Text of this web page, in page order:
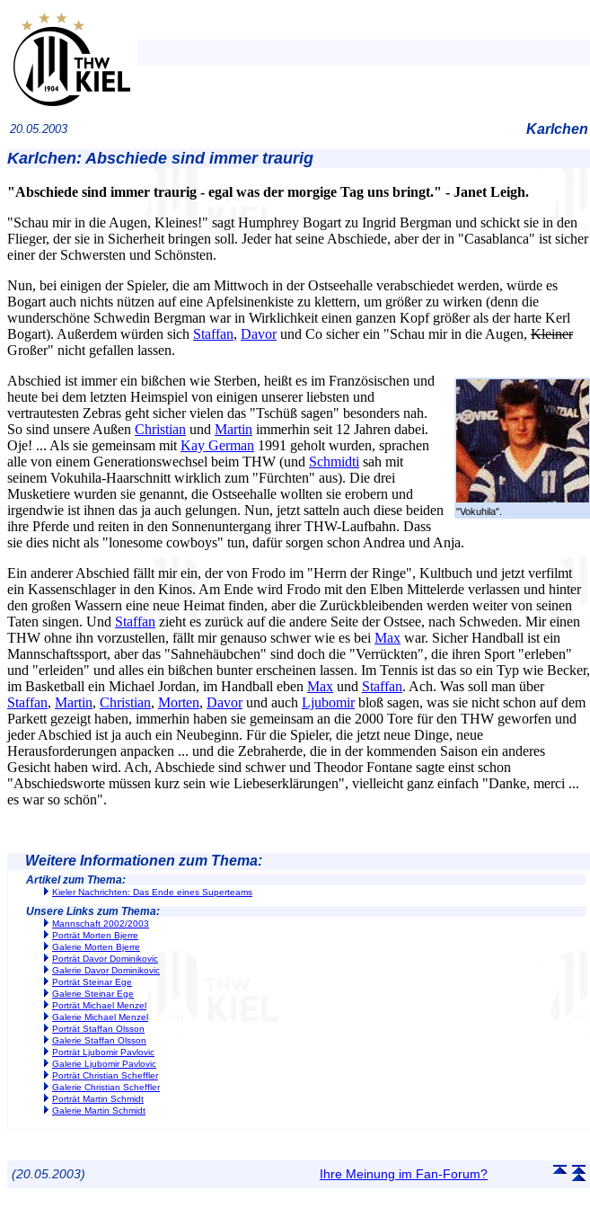
20.05.2003 Karlchen
Karlchen: Abschiede sind immer traurig
"Abschiede sind immer traurig - egal was der morgige Tag uns bringt." - Janet Leigh.
"Schau mir in die Augen, Kleines!" sagt Humphrey Bogart zu Ingrid Bergman und schickt sie in den
Flieger, der sie in Sicherheit bringen soll. Jeder hat seine Abschiede, aber der in "Casablanca" ist sicher
einer der Schwersten und Schönsten.
Nun, bei einigen der Spieler, die am Mittwoch in der Ostseehalle verabschiedet werden, würde es
Bogart auch nichts nützen auf eine Apfelsinenkiste zu klettern, um größer zu wirken (denn die
wunderschöne Schwedin Bergman war in Wirklichkeit einen ganzen Kopf größer als der harte Kerl
Bogart). Außerdem würden sich Staffan, Davorund Co sicher ein "Schau mir in die Augen, Kleiner
Großer" nicht gefallen lassen.
"Vokuhila".
Abschied ist immer ein bißchen wie Sterben, heißt es im Französischen und
heute bei dem letzten Heimspiel von einigen unserer liebsten und
vertrautesten Zebras geht sicher vielen das "Tschüß sagen" besonders nah.
So sind unsere Außen Christian und Martin immerhin seit 12 Jahren dabei.
Oje! ... Als sie gemeinsam mit Kay German 1991 geholt wurden, sprachen
alle von einem Generationswechsel beim THW (und Schmidti sah mit
seinem Vokuhila-Haarschnitt wirklich zum "Fürchten" aus). Die drei
Musketiere wurden sie genannt, die Ostseehalle wollten sie erobern und
irgendwie ist ihnen das ja auch gelungen. Nun, jetzt satteln auch diese beiden
ihre Pferde und reiten in den Sonnenuntergang ihrer THW-Laufbahn. Dass
sie dies nicht als "lonesome cowboys" tun, dafür sorgen schon Andrea und Anja.
Ein anderer Abschied fällt mir ein, der von Frodo im "Herrn der Ringe", Kultbuch und jetzt verfilmt
ein Kassenschlager in den Kinos. Am Ende wird Frodo mit den Elben Mittelerde verlassen und hinter
den großen Wassern eine neue Heimat finden, aber die Zurückbleibenden werden weiter von seinen
Taten singen. Und Staffan zieht es zurück auf die andere Seite der Ostsee, nach Schweden. Mir einen
THW ohne ihn vorzustellen, fällt mir genauso schwer wie es bei Max war. Sicher Handball ist ein
Mannschaftssport, aber das "Sahnehäubchen" sind doch die "Verrückten", die ihren Sport "erleben"
und "erleiden" und alles ein bißchen bunter erscheinen lassen. Im Tennis ist das so ein Typ wie Becker,
im Basketball ein Michael Jordan, im Handball eben Max und Staffan. Ach. Was soll man über
Staffan, Martin, Christian, Morten, Davorund auch Ljubomirbloß sagen, was sie nicht schon auf dem
Parkett gezeigt haben, immerhin haben sie gemeinsam an die 2000 Tore für den THW geworfen und
jeder Abschied ist ja auch ein Neubeginn. Für die Spieler, die jetzt neue Dinge, neue
Herausforderungen anpacken ... und die Zebraherde, die in der kommenden Saison ein anderes
Gesicht haben wird. Ach, Abschiede sind schwer und Theodor Fontane sagte einst schon
"Abschiedsworte müssen kurz sein wie Liebeserklärungen", vielleicht ganz einfach "Danke, merci ...
es war so schön".
Weitere Informationen zum Thema:
Artikel zum Thema:
Kieler Nachrichten: Das Ende eines Superteams
Unsere Links zum Thema:
Mannschaft 2002/2003
Porträt Morten Bjerre
Galerie Morten Bjerre
Porträt Davor Dominikovic
Galerie Davor Dominikovic
Porträt Steinar Ege
Galerie Steinar Ege
Porträt Michael Menzel
Galerie Michael Menzel
Porträt Staffan Olsson
Galerie Staffan Olsson
Porträt Ljubomir Pavlovic
Galerie Ljubomir Pavlovic
Porträt Christian Scheffler
Galerie Christian Scheffler
Porträt Martin Schmidt
Galerie Martin Schmidt
(20.05.2003) Ihre Meinung im Fan-Forum?